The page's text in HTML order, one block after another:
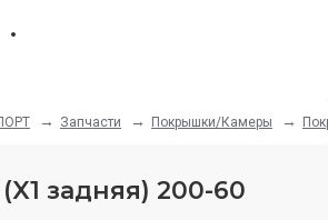
Запчасти Покрышки/Камеры
задняя) 200-60